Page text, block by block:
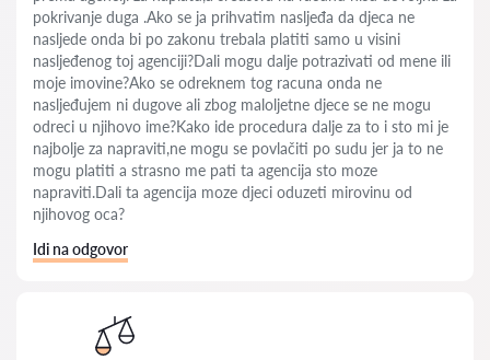
pokrivanje duga .Ako se ja prihvatim nasljeđa da djeca ne
nasljede onda bi po zakonu trebala platiti samo u visini
nasljeđenog toj agenciji?Dali mogu dalje potrazivati od mene ili
moje imovine?Ako se odreknem tog racuna onda ne
nasljeđujem ni dugove ali zbog maloljetne djece se ne mogu
odreci u njihovo ime?Kako ide procedura dalje za to i sto mi je
najbolje za napraviti,ne mogu se povlačiti po sudu jer ja to ne
mogu platiti a strasno me pati ta agencija sto moze
napraviti.Dali ta agencija moze djeci oduzeti mirovinu od
njihovog oca?
Idi na odgovor